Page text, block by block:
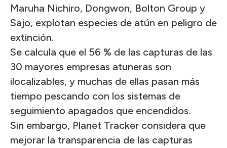
Maruha Nichiro, Dongwon, Bolton Group y
Sajo, explotan especies de atún en peligro de
extinción.
Se calcula que el 56 % de las capturas de las
30 mayores empresas atuneras son
ilocalizables, y muchas de ellas pasan más
tiempo pescando con los sistemas de
seguimiento apagados que encendidos.
Sin embargo, Planet Tracker considera que
mejorar la transparencia de las capturas